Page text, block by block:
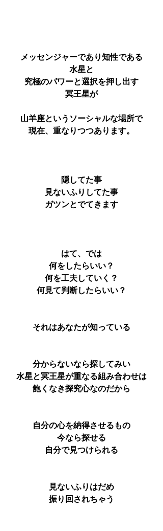
メッセンジャーであり知性である
水星と
究極のパワーと選択を押し出す
冥王星が
山羊座というソーシャルな場所で
現在、重なりつつあります。
隠してた事
見ないふりしてた事
ガツンとでてきます
はて、では
何をしたらいい？
何を工夫していく？
何見て判断したらいい？
それはあなたが知っている
分からないなら探してみい
水星と冥王星が重なる組み合わせは
飽くなき探究心なのだから
自分の心を納得させるもの
今なら探せる
自分で見つけられる
見ないふりはだめ
振り回されちゃう